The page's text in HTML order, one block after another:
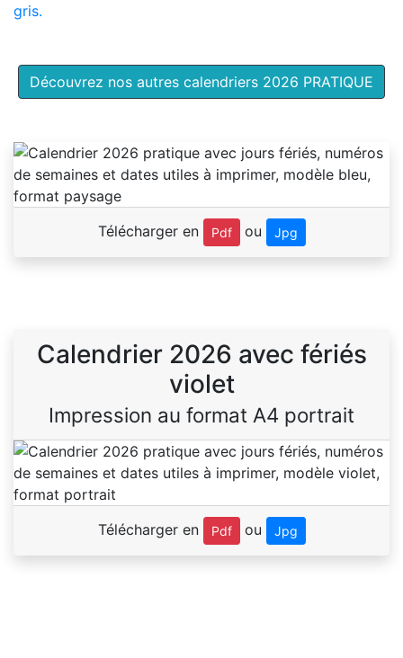
gris.
Découvrez nos autres calendriers 2026 PRATIQUE
Télécharger en Pdf ou Jpg
Calendrier 2026 avec fériés
violet
Impression au format A4 portrait
Télécharger en Pdf ou Jpg